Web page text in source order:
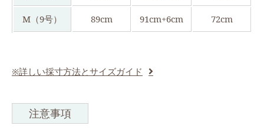
M（9号） 89cm 91cm+6cm 72cm
※詳しい採寸方法とサイズガイド
注意事項